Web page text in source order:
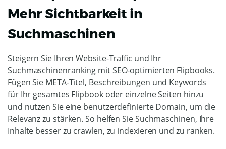
Mehr Sichtbarkeit in
Suchmaschinen
Steigern Sie Ihren Website-Traffic und Ihr
Suchmaschinenranking mit SEO-optimierten Flipbooks.
Fügen Sie META-Titel, Beschreibungen und Keywords
für Ihr gesamtes Flipbook oder einzelne Seiten hinzu
und nutzen Sie eine benutzerdefinierte Domain, um die
Relevanz zu stärken. So helfen Sie Suchmaschinen, Ihre
Inhalte besser zu crawlen, zu indexieren und zu ranken.